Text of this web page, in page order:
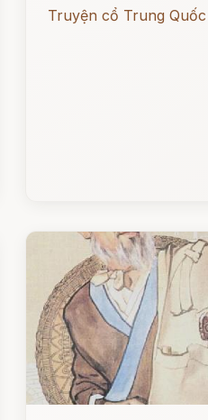
Truyện cổ Trung Quốc